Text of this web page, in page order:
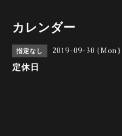
カレンダー
指定なし 2019-09-30 (Mon)
定休日